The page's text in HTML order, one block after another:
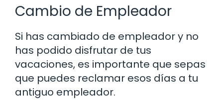
Cambio de Empleador
Si has cambiado de empleador y no
has podido disfrutar de tus
vacaciones, es importante que sepas
que puedes reclamar esos días a tu
antiguo empleador.